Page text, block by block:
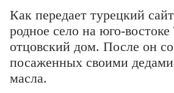
Как передает турецкий
родное село на юго-
отцовский дом. После он
посаженных своими
масла.